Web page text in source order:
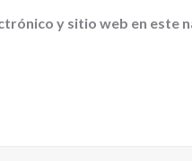
y sitio web en este